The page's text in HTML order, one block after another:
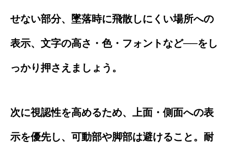
せない部分、墜落時に飛散しにくい場所への
表示、文字の高さ・色・フォントなど──をし
っかり押さえましょう。
次に視認性を高めるため、上面・側面への表
示を優先し、可動部や脚部は避けること。耐